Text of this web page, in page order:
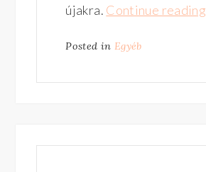
újakra. Continue reading
Posted inEgyéb